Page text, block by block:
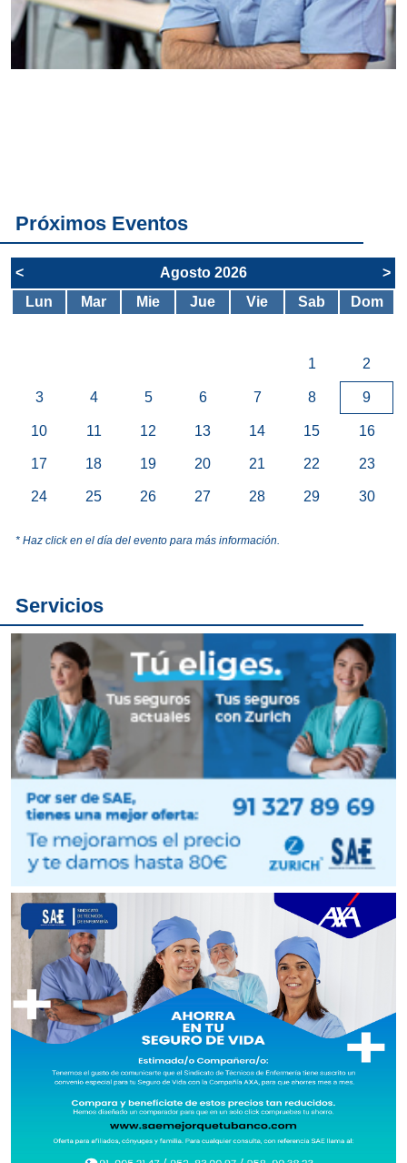
Próximos Eventos
< Agosto 2026
>
Lun
Mar Mie Jue Vie Sab Dom
1 2
3 4 5 6 7 8 9
10 11 12 13 14 15 16
17 18 19 20 21 22 23
24 25 26 27 28 29 30
* Haz click en el día del evento para más información.
Servicios